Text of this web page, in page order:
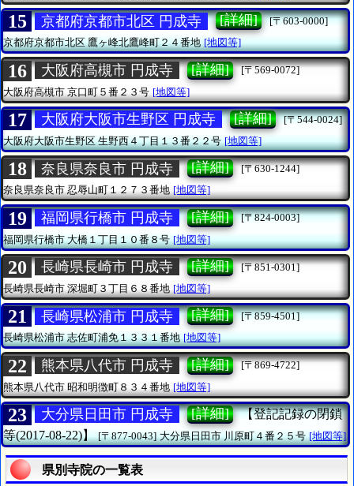
15 京都府京都市北区 円成寺 [詳細]
[〒603-0000]
京都府京都市北区鷹ヶ峰北鷹峰町２４番地 [地図等]
16 大阪府高槻市 円成寺 [詳細]
[〒569-0072]
大阪府高槻市 京口町５番２３号 [地図等]
17 大阪府大阪市生野区 円成寺 [詳細]
[〒544-0024]
大阪府大阪市生野区生野西４丁目１３番２２号 [地図等]
18 奈良県奈良市 円成寺 [詳細]
[〒630-1244]
奈良県奈良市忍辱山町１２７３番地 [地図等]
19 福岡県行橋市 円成寺 [詳細]
[〒824-0003]
福岡県行橋市大橋１丁目１０番８号 [地図等]
20 長崎県長崎市 円成寺 [詳細]
[〒851-0301]
長崎県長崎市 深堀町３丁目６８番地 [地図等]
21 長崎県松浦市 円成寺 [詳細]
[〒859-4501]
長崎県松浦市志佐町浦免１３３１番地 [地図等]
22 熊本県八代市 円成寺 [詳細]
[〒869-4722]
熊本県八代市 昭和明徴町８３４番地 [地図等]
23 大分県日田市 円成寺 [詳細]
【登記記録の閉鎖
等(2017-08-22)】 [〒877-0043] 大分県日田市川原町４番２５号 [地図等]
県別寺院の一覧表